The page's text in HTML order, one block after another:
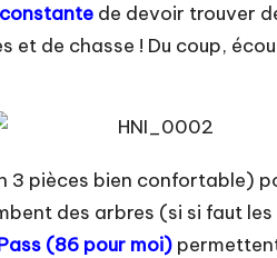
de devoir trouver
de chasse ! Du coup,
3 pièces bien confortable)
des arbres (si si faut
(86 pour moi)